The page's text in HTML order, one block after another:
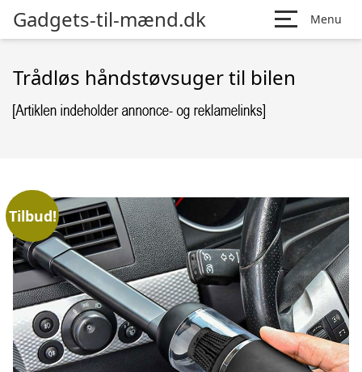
Gadgets-til-mænd.dk Menu
Trådløs håndstøvsuger til bilen
Tilbud!